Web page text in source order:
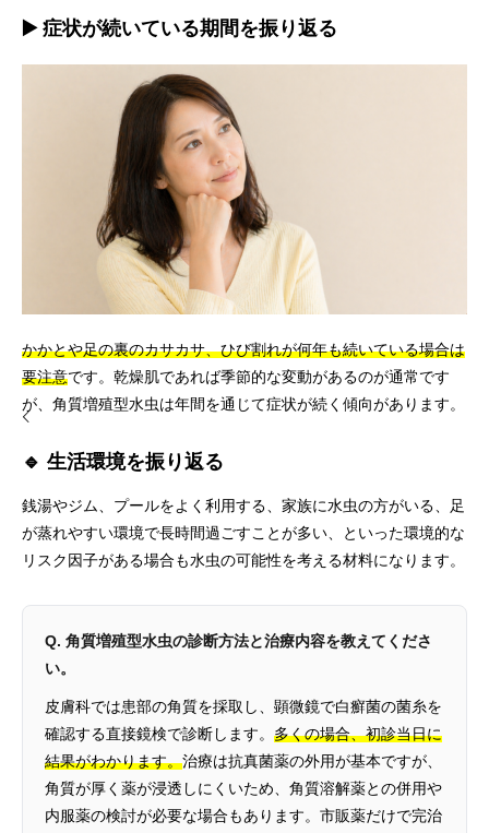
▶️ 症状が続いている期間を振り返る
かかとや足の裏のカサカサ、ひび割れが何年も続いている場合は
要注意です。乾燥肌であれば季節的な変動があるのが通常です
が、角質増殖型水虫は年間を通じて症状が続く傾向があります。
🔹 生活環境を振り返る
銭湯やジム、プールをよく利用する、家族に水虫の方がいる、足
が蒸れやすい環境で長時間過ごすことが多い、といった環境的な
リスク因子がある場合も水虫の可能性を考える材料になります。
Q. 角質増殖型水虫の診断方法と治療内容を教えてくださ
い。
皮膚科では患部の角質を採取し、顕微鏡で白癬菌の菌糸を
確認する直接鏡検で診断します。 多くの場合、初診当日に
結果がわかります。治療は抗真菌薬の外用が基本ですが、
角質が厚く薬が浸透しにくいため、角質溶解薬との併用や
内服薬の検討が必要な場合もあります。市販薬だけで完治